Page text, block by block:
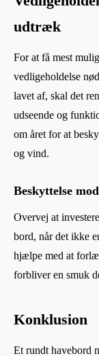
udtræk
For at få mest
vedligeholdelse
lavet af, skal det
udseende og
om året for at
og vind.
Beskyttelse
Overvej at
bord, når det ikke
hjælpe med at
forbliver en smuk
Konklusion
Et rundt havebord